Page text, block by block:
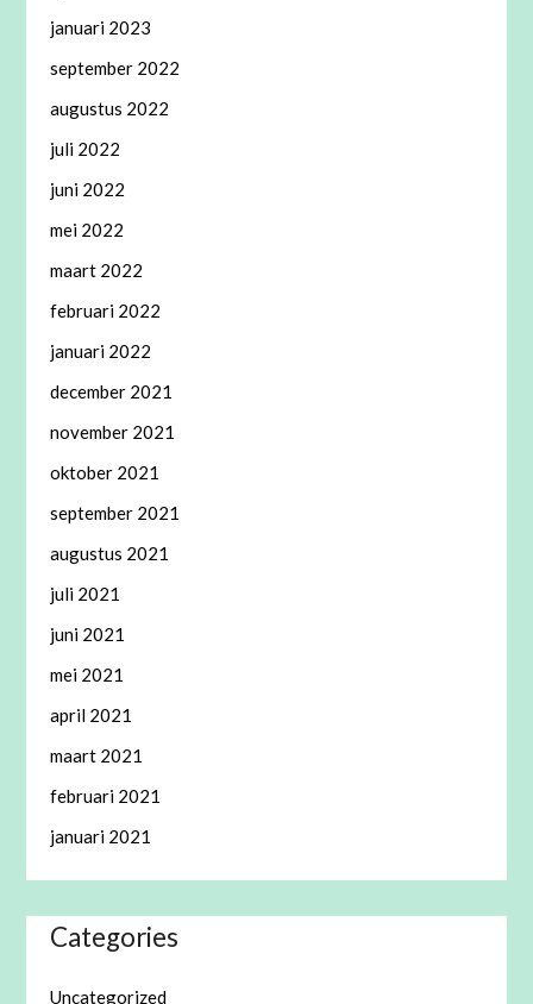
januari 2023
september 2022
augustus 2022
juli 2022
juni 2022
mei 2022
maart 2022
februari 2022
januari 2022
december 2021
november 2021
oktober 2021
september 2021
augustus 2021
juli 2021
juni 2021
mei 2021
april 2021
maart 2021
februari 2021
januari 2021
Categories
Uncategorized